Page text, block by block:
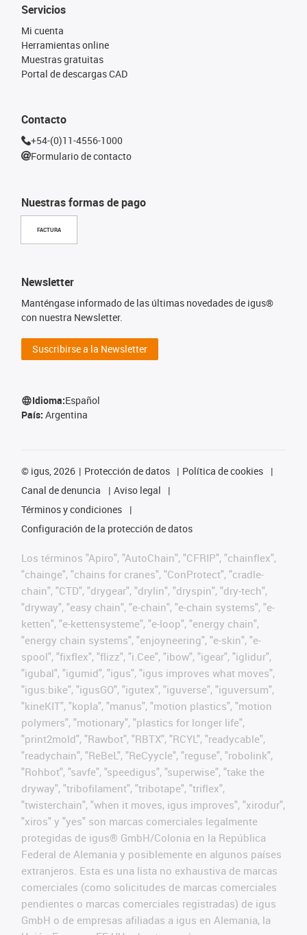
Nuestras formas de pago
FACTURA
Servicios
Mi cuenta
Herramientas online
Muestras gratuitas
Portal de descargas CAD
Contacto
+54-(0)11-4556-1000
Formulario de contacto
Newsletter
Manténgase informado de las últimas novedades de igus®
con nuestra Newsletter.
Suscribirse a la Newsletter
Idioma:Español
País: Argentina
© igus, 2026 Protección de datos
Política de cookies
Canal de denuncia
Aviso legal
Términos y condiciones
Configuración de la protección de datos
Los términos "Apiro", "AutoChain", "CFRIP", "chainflex",
"chainge", "chains for cranes", "ConProtect", "cradle-
chain", "CTD", "drygear", "drylin", "dryspin", "dry-tech",
"dryway", "easy chain", "e-chain", "e-chain systems", "e-
ketten", "e-kettensysteme", "e-loop", "energy chain",
"energy chain systems", "enjoyneering", "e-skin", "e-
spool", "fixflex", "flizz", "i.Cee", "ibow", "igear", "iglidur",
"igubal", "igumid", "igus", "igus improves what moves",
"igus:bike", "igusGO", "igutex", "iguverse", "iguversum",
"kineKIT", "kopla", "manus", "motion plastics", "motion
polymers", "motionary", "plastics for longer life",
"print2mold", "Rawbot", "RBTX", "RCYL", "readycable",
"readychain", "ReBeL", "ReCyycle", "reguse", "robolink",
"Rohbot", "savfe", "speedigus", "superwise", "take the
dryway", "tribofilament", "tribotape", "triflex",
"twisterchain", "when it moves, igus improves", "xirodur",
"xiros" y "yes" son marcas comerciales legalmente
protegidas de igus® GmbH/Colonia en la República
Federal de Alemania y posiblemente en algunos países
extranjeros. Esta es una lista no exhaustiva de marcas
comerciales (como solicitudes de marcas comerciales
pendientes o marcas comerciales registradas) de igus
GmbH o de empresas afiliadas a igus en Alemania, la